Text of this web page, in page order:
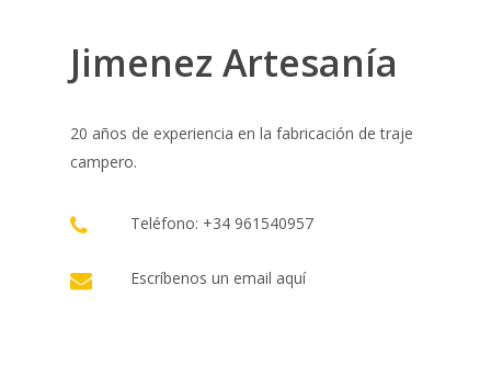
Jimenez Artesanía
20 años de experiencia en la fabricación de traje
campero.
Teléfono: +34 961540957
Escríbenos un email aquí